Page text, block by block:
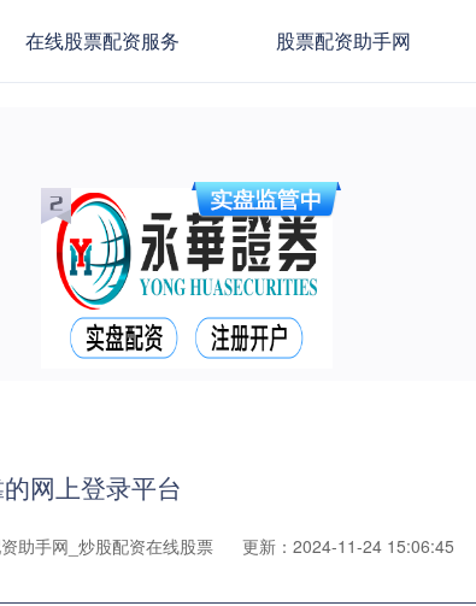
在线股票配资服务 股票配资助手网
网上登录平台
助手网_炒股配资在线股票
更新：2024-11-24 15:06:45